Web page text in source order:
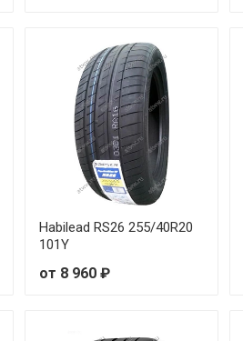
от 16 730 ₽
от 22 140 ₽
от 20 460 ₽
от 21 860 ₽
Habilead RS26 255/40R20
101Y
от 8 960 ₽